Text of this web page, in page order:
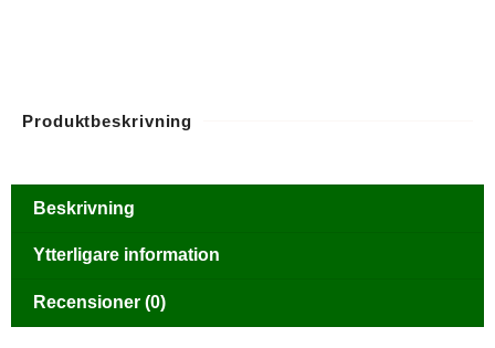
Produktbeskrivning
Beskrivning
Ytterligare information
Recensioner (0)